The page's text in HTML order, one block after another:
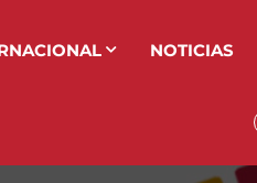
NOTICIAS